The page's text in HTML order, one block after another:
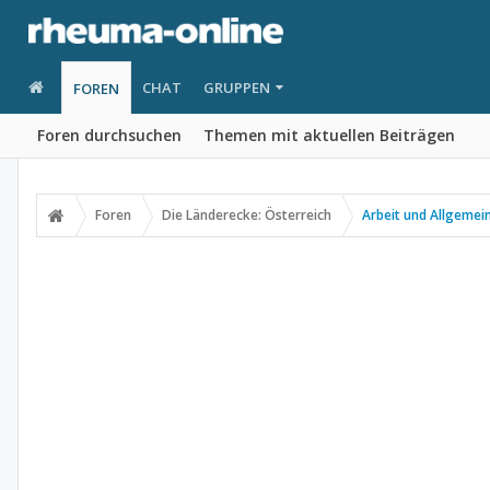
FOREN
Foren durchsuchen Themen mit aktuellen Beiträgen
CHAT GRUPPEN
Foren Die Länderecke: Österreich Arbeit und